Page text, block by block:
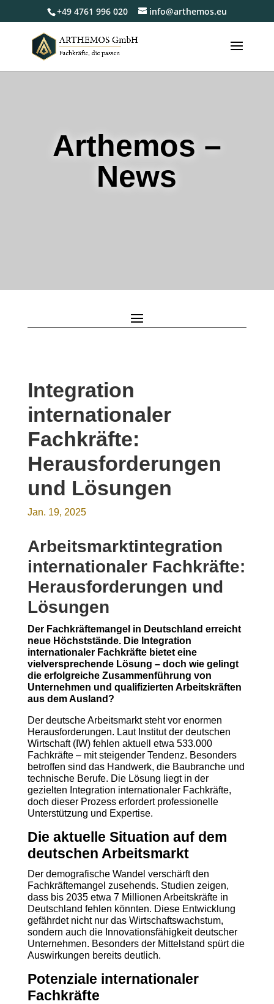
+49 4761 996 020 info@arthemos.eu
Arthemos –
News
Integration
internationaler
Fachkräfte:
Herausforderungen
und Lösungen
Jan. 19, 2025
Arbeitsmarktintegration
internationaler Fachkräfte:
Herausforderungen und
Lösungen
Der Fachkräftemangel in Deutschland erreicht
neue Höchststände. Die Integration
internationaler Fachkräfte bietet eine
vielversprechende Lösung – doch wie gelingt
die erfolgreiche Zusammenführung von
Unternehmen und qualifizierten Arbeitskräften
aus dem Ausland?
Der deutsche Arbeitsmarkt steht vor enormen
Herausforderungen. Laut Institut der deutschen
Wirtschaft (IW) fehlen aktuell etwa 533.000
Fachkräfte – mit steigender Tendenz. Besonders
betroffen sind das Handwerk, die Baubranche und
technische Berufe. Die Lösung liegt in der
gezielten Integration internationaler Fachkräfte,
doch dieser Prozess erfordert professionelle
Unterstützung und Expertise.
Die aktuelle Situation auf dem
deutschen Arbeitsmarkt
Der demografische Wandel verschärft den
Fachkräftemangel zusehends. Studien zeigen,
dass bis 2035 etwa 7 Millionen Arbeitskräfte in
Deutschland fehlen könnten. Diese Entwicklung
gefährdet nicht nur das Wirtschaftswachstum,
sondern auch die Innovationsfähigkeit deutscher
Unternehmen. Besonders der Mittelstand spürt die
Auswirkungen bereits deutlich.
Potenziale internationaler
Fachkräfte